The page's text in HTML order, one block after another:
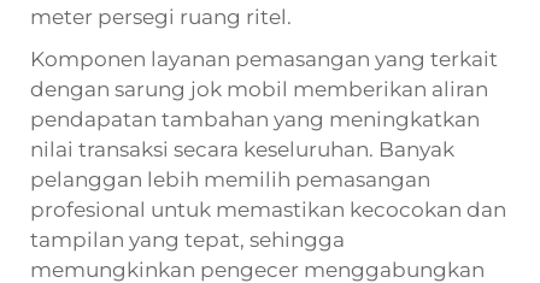
meter persegi ruang ritel.
Komponen layanan pemasangan yang terkait
dengan sarung jok mobil memberikan aliran
pendapatan tambahan yang meningkatkan
nilai transaksi secara keseluruhan. Banyak
pelanggan lebih memilih pemasangan
profesional untuk memastikan kecocokan dan
tampilan yang tepat, sehingga
memungkinkan pengecer menggabungkan